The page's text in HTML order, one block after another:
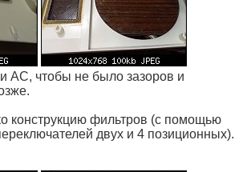
АС, чтобы не было зазоров и
конструкцию фильтров (с помощью
двух и 4 позиционных).